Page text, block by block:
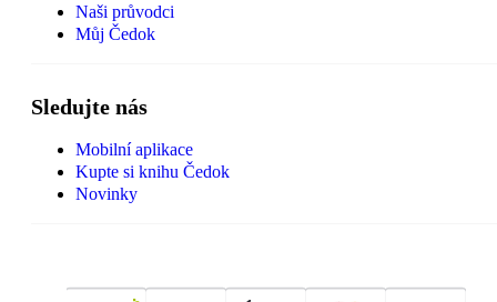
Naši průvodci
Můj Čedok
Sledujte nás
Mobilní aplikace
Kupte si knihu Čedok
Novinky